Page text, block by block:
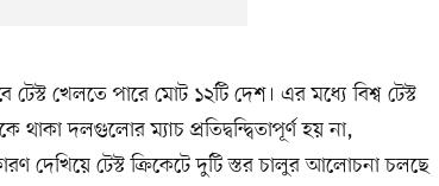
খেলতে পারে মোট ১২টি দেশ। এর মধ্যে বিশ্ব টেস্ট
থাকা দলগুলোর ম্যাচ প্রতিদ্বন্দ্বিতাপূর্ণ হয় না,
টেস্ট ক্রিকেটে দুটি স্তর চালুর আলোচনা চলছে